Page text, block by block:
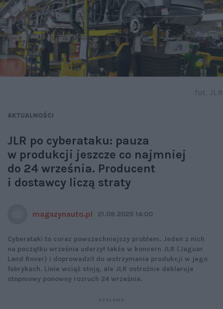
AKTUALNOŚCI
JLR po cyberataku: pauza
w produkcji jeszcze co najmniej
do 24 września. Producent
i dostawcy liczą straty
magazynauto.pl 21.09.2025 14:00
Cyberataki to coraz powszechniejszy problem. Jeden z nich
na początku września uderzył także w koncern JLR (Jaguar
Land Rover) i doprowadził do wstrzymania produkcji w jego
fabrykach. Linie wciąż stoją, ale JLR ostrożnie deklaruje
stopniowy ponowny rozruch 24 września.